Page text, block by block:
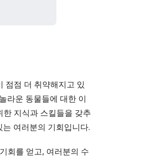
점점 더 취약해지고 있
라운 동물들에 대한 이
지식과 스킬들을 갖추
여러분의 기회입니다.
회를 얻고, 여러분의 수